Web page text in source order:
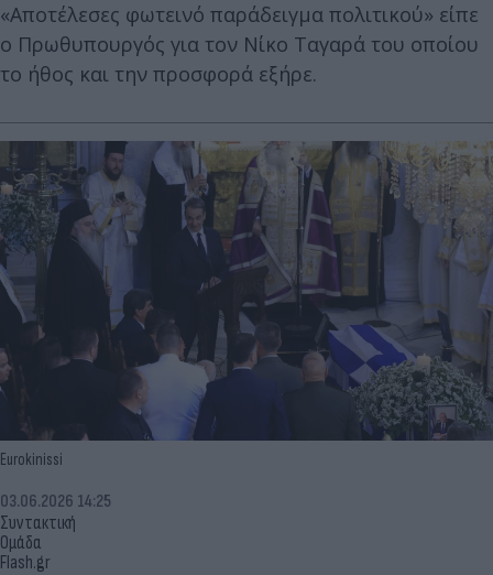
«Αποτέλεσες φωτεινό παράδειγμα πολιτικού» είπε
ο Πρωθυπουργός για τον Νίκο Ταγαρά του οποίου
το ήθος και την προσφορά εξήρε.
Eurokinissi
Συντακτική
Ομάδα
Flash.gr
03.06.2026 14:25